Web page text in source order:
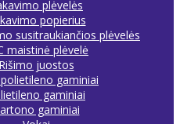
plėvelės
popierius
susitraukiančios plėvelės
maistinė plėvelė
Rišimo juostos
gaminiai
gaminiai
gaminiai